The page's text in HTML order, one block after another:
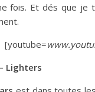
fois. Et dés que je
[youtube=
Lighters